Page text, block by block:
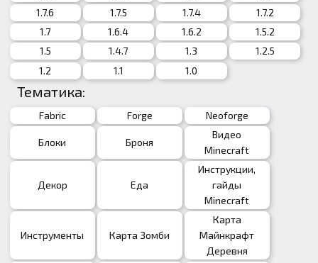
1.7.6
1.7.5 1.7.4
1.7.2
1.7
1.6.4 1.6.2
1.5.2
1.5
1.4.7 1.3
1.2.5
1.2
1.1 1.0
Тематика:
Fabric Forge Neoforge
Блоки Броня
Видео
Minecraft
Декор Еда
Инструкции,
гайды
Minecraft
Инструменты Карта Зомби
Карта
Майнкрафт
Деревня